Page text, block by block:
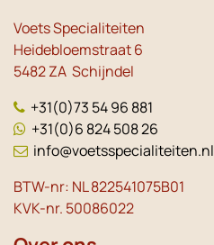
Voets Specialiteiten
Heidebloemstraat 6
5482 ZA Schijndel
+31(0)73 54 96 881
+31(0)6 824 508 26
info@voetsspecialiteiten.nl
BTW-nr: NL 822541075B01
KVK-nr. 50086022